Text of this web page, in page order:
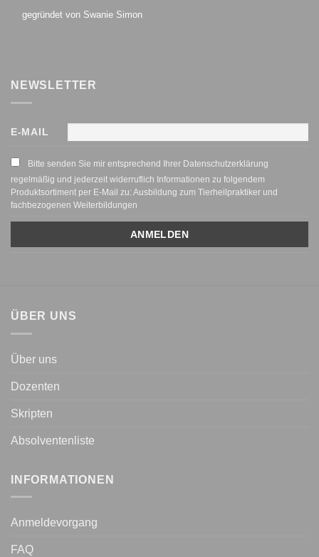
gegründet von Swanie Simon
NEWSLETTER
E-MAIL
Bitte senden Sie mir entsprechend Ihrer Datenschutzerklärung
regelmäßig und jederzeit widerruflich Informationen zu folgendem
Produktsortiment per E-Mail zu: Ausbildung zum Tierheilpraktiker und
fachbezogenen Weiterbildungen
ÜBER UNS
Über uns
Dozenten
Skripten
Absolventenliste
INFORMATIONEN
Anmeldevorgang
FAQ